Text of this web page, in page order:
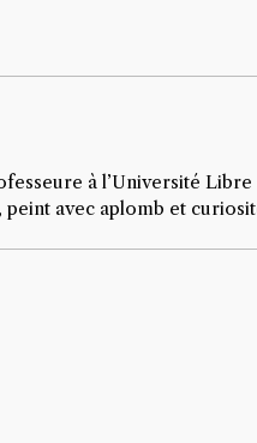
à l’Université
peint avec aplomb et